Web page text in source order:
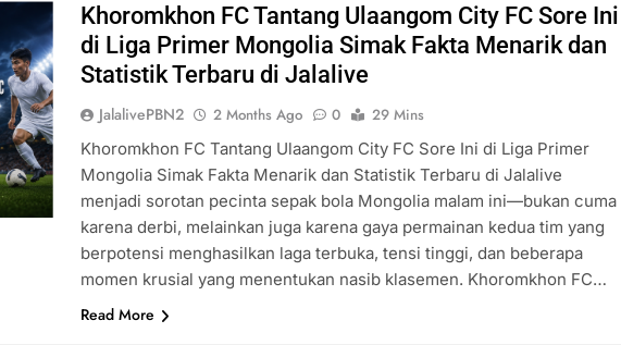
Khoromkhon FC Tantang Ulaangom City FC Sore Ini
di Liga Primer Mongolia Simak Fakta Menarik dan
Statistik Terbaru di Jalalive
JalalivePBN2 2 Months Ago 0
29 Mins
Khoromkhon FC Tantang Ulaangom City FC Sore Ini di Liga Primer
Mongolia Simak Fakta Menarik dan Statistik Terbaru di Jalalive
menjadi sorotan pecinta sepak bola Mongolia malam ini—bukan cuma
karena derbi, melainkan juga karena gaya permainan kedua tim yang
berpotensi menghasilkan laga terbuka, tensi tinggi, dan beberapa
momen krusial yang menentukan nasib klasemen. Khoromkhon FC…
Read More